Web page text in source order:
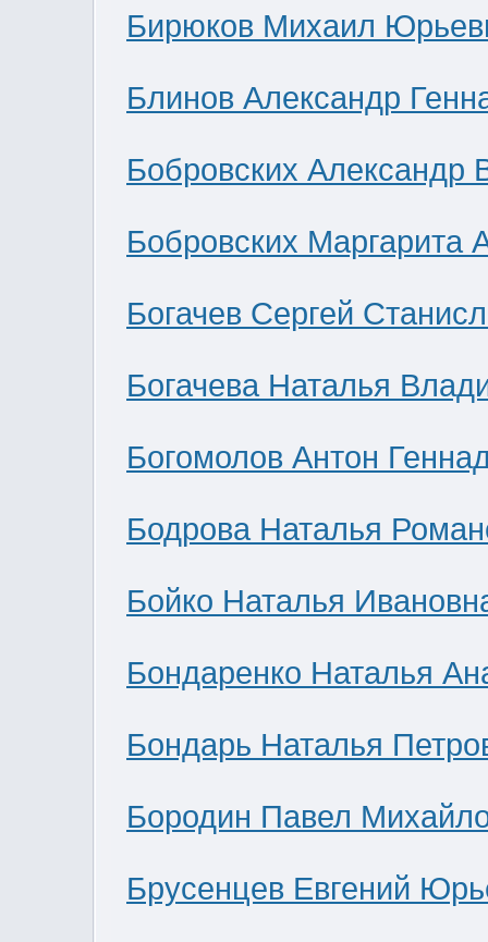
Бирюков Михаил
Блинов Александр
Бобровских Александр
Бобровских Маргарита
Богачев Сергей
Богачева Наталья
Богомолов Антон
Бодрова Наталья
Бойко Наталья
Бондаренко Наталья
Бондарь Наталья
Бородин Павел
Брусенцев Евгений